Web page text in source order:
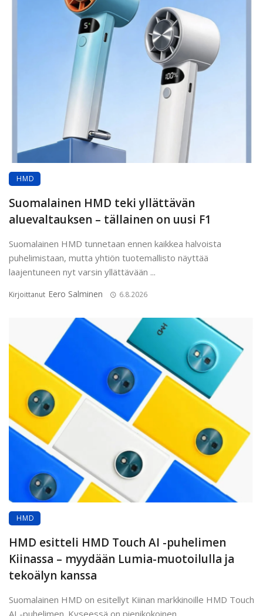
HMD
Suomalainen HMD teki yllättävän
aluevaltauksen – tällainen on uusi F1
Suomalainen HMD tunnetaan ennen kaikkea halvoista
puhelimistaan, mutta yhtiön tuotemallisto näyttää
laajentuneen nyt varsin yllättävään ...
Kirjoittanut Eero Salminen 6.8.2026
HMD
HMD esitteli HMD Touch AI -puhelimen
Kiinassa – myydään Lumia-muotoilulla ja
tekoälyn kanssa
Suomalainen HMD on esitellyt Kiinan markkinoille HMD Touch
AI -puhelimen. Kyseessä on pienikokoinen